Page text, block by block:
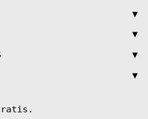
▼
▼
▼
▼